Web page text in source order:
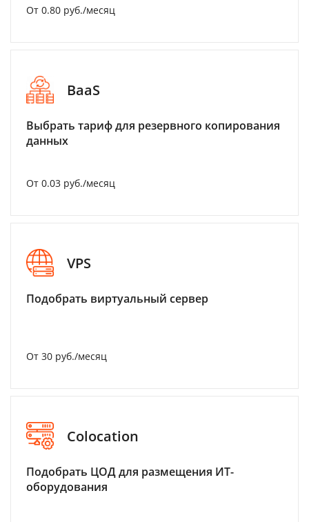
От 0.80 руб./месяц
BaaS
Выбрать тариф для резервного копирования
данных
От 0.03 руб./месяц
VPS
Подобрать виртуальный сервер
От 30 руб./месяц
Colocation
Подобрать ЦОД для размещения ИТ-
оборудования